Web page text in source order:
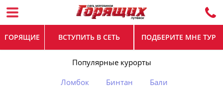
ГОРЯЩИЕ ВСТУПИТЬ В СЕТЬ ПОДБЕРИТЕ МНЕ ТУР
Популярные курорты
Ломбок
Бинтан Бали